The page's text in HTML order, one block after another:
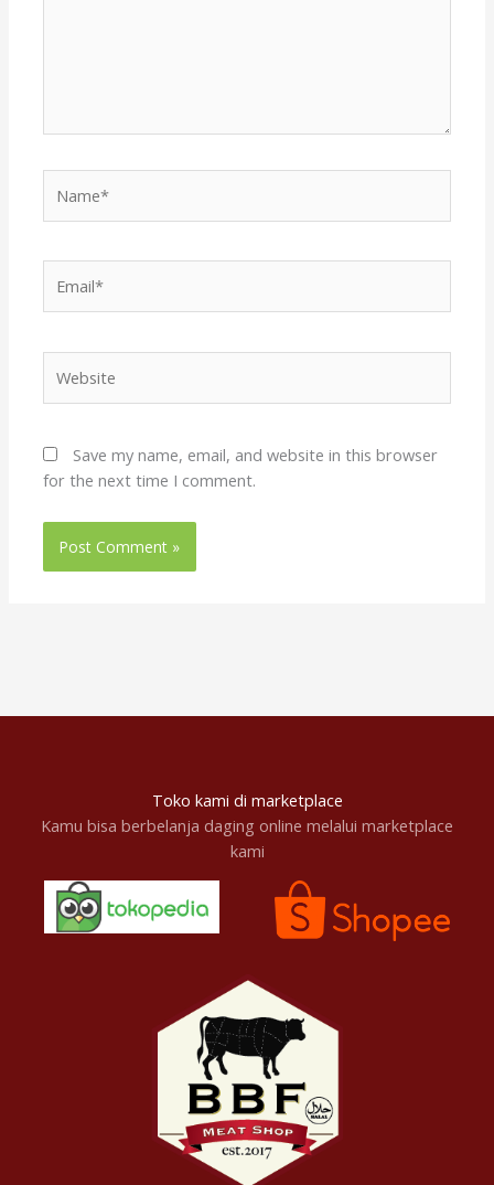
Save my name, email, and website in this browser
for the next time I comment.
Toko kami di marketplace
Kamu bisa berbelanja daging online melalui marketplace
kami